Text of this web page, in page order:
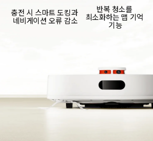
충전 시 스마트 도킹과
네비게이션 오류 감소
반복 청소를
최소화하는 맵 기억
기능